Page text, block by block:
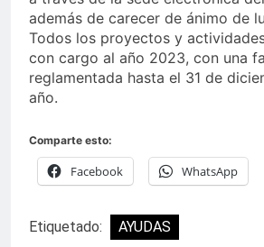
además de carecer de ánimo de
Todos los proyectos y
con cargo al año 2023, con una
reglamentada hasta el 31 de
año.
Comparte esto:
Facebook WhatsApp
Etiquetado:
AYUDAS